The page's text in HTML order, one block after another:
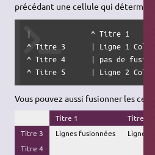
précédant une cellule qui détermine
|              ^ Titre 1
^ Titre 3      | Ligne 1
^ Titre 4      | pas de
^ Titre 5      | Ligne 2
Vous pouvez aussi fusionner les
Titre 1
Titre 2
Titre 3
Lignes fusionnées
Ligne 1
Titre 4